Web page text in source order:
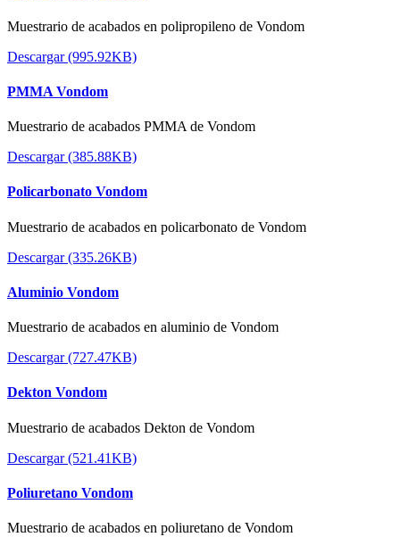
Muestrario de acabados en polipropileno de Vondom
Descargar (995.92KB)
PMMA Vondom
Muestrario de acabados PMMA de Vondom
Descargar (385.88KB)
Policarbonato Vondom
Muestrario de acabados en policarbonato de Vondom
Descargar (335.26KB)
Aluminio Vondom
Muestrario de acabados en aluminio de Vondom
Descargar (727.47KB)
Dekton Vondom
Muestrario de acabados Dekton de Vondom
Descargar (521.41KB)
Poliuretano Vondom
Muestrario de acabados en poliuretano de Vondom